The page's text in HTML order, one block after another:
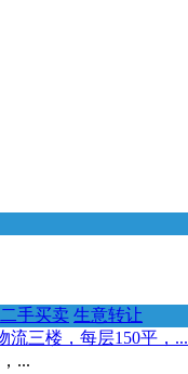
二手买卖 生意转让
流三楼，每层150平，...
...